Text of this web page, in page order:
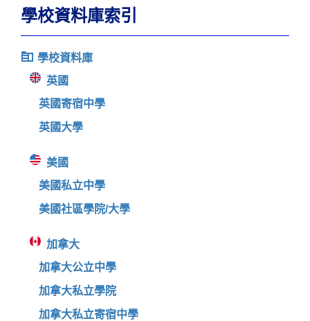
學校資料庫索引
學校資料庫
英國
英國寄宿中學
英國大學
美國
美國私立中學
美國社區學院/大學
加拿大
加拿大公立中學
加拿大私立學院
加拿大私立寄宿中學